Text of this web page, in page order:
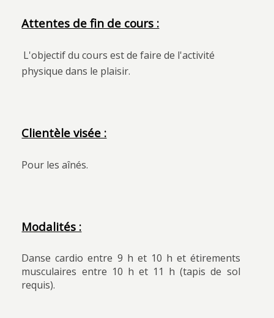
Attentes de fin de cours :
L'objectif du cours est de faire de l'activité
physique dans le plaisir.
Clientèle visée :
Pour les aînés.
Modalités :
Danse cardio entre 9 h et 10 h et étirements
musculaires entre 10 h et 11 h (tapis de sol
requis).